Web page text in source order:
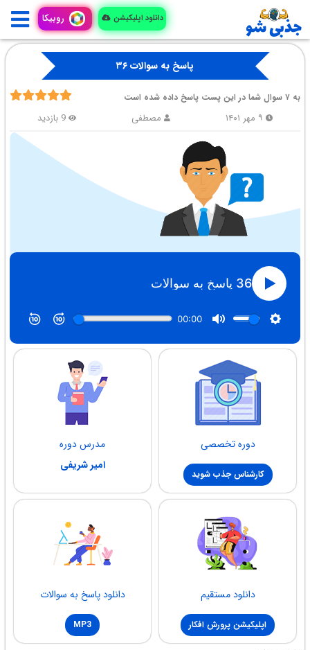
روبیکا دانلود اپلیکیشن
پاسخ به سوالات ۳۶
به ۷ سوال شما در این پست پاسخ داده شده است
۹ مهر ۱۴۰۱ مصطفی 9 بازدید
دوره تخصصی
کارشناس جذب شوید
مدرس دوره
امیر شریفی
دانلود مستقیم
اپلیکیشن پرورش افکار
دانلود پاسخ به سوالات
MP3